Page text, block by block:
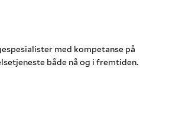
med kompetanse på
både nå og i fremtiden.